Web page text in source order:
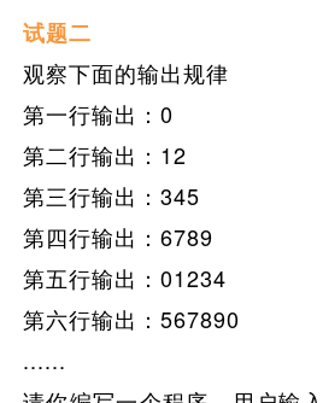
试题二
观察下面的输出规律
第一行输出：0
第二行输出：12
第三行输出：345
第四行输出：6789
第五行输出：01234
第六行输出：567890
......